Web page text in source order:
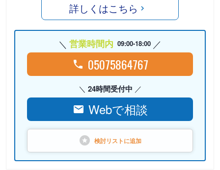
詳しくはこちら
営業時間内 09:00-18:00
05075864767
24時間受付中
Webで相談
検討リストに追加